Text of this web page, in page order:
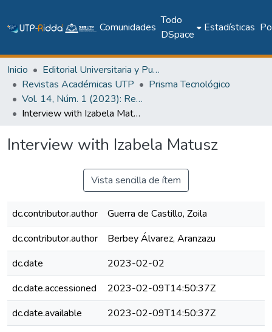
Comunidades
Todo
DSpace
Estadísticas
Inicio
Editorial Universitaria y Publicaciones Seriadas
Revistas Académicas UTP
Prisma Tecnológico
Vol. 14, Núm. 1 (2023): Revista Prisma Tecnológico
Interview with Izabela Matusz
Interview with Izabela Matusz
Vista sencilla de ítem
dc.contributor.author
Guerra de Castillo, Zoila
dc.contributor.author
Berbey Álvarez, Aranzazu
dc.date
2023-02-02
dc.date.accessioned
2023-02-09T14:50:37Z
dc.date.available
2023-02-09T14:50:37Z